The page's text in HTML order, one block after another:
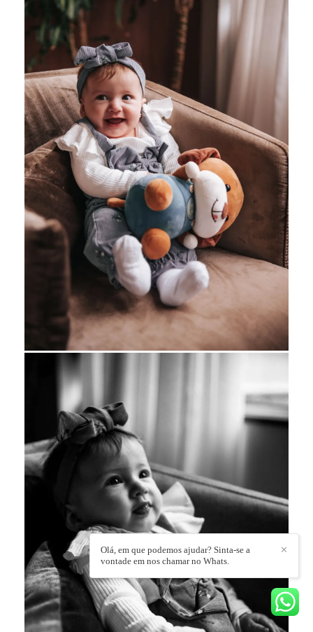
✕
Olá, em que podemos ajudar? Sinta-se a
vontade em nos chamar no Whats.